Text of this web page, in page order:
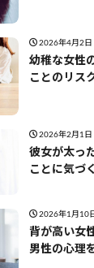
2026年4月2日
幼稚な女性
ことのリス
2026年2月1日
彼女が太っ
ことに気づ
2026年1月10
背が高い女
男性の心理